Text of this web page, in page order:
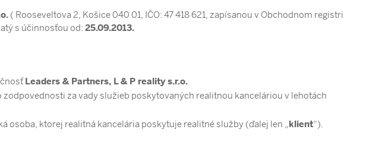
( Rooseveltova 2, Košice 040 01, IČO: 47 418 621, zapísanou v Obchodnom registri
s účinnosťou od: 25.09.2013.
Leaders & Partners, L & P reality s.r.o.
za vady služieb poskytovaných realitnou kanceláriou v lehotách
osoba, ktorej realitná kancelária poskytuje realitné služby (ďalej len „klient“).